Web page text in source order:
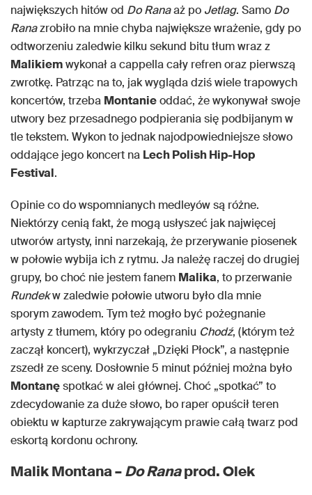
największych hitów od Do Ranaaż po Jetlag. Samo Do
Ranazrobiło na mnie chyba największe wrażenie, gdy po
odtworzeniu zaledwie kilku sekund bitu tłum wraz z
Malikiemwykonał a cappella cały refren oraz pierwszą
zwrotkę. Patrząc na to, jak wygląda dziś wiele trapowych
koncertów, trzeba Montanieoddać, że wykonywał swoje
utwory bez przesadnego podpierania się podbijanym w
tle tekstem. Wykon to jednak najodpowiedniejsze słowo
oddające jego koncert na Lech Polish Hip-Hop
Festival.
Opinie co do wspomnianych medleyów są różne.
Niektórzy cenią fakt, że mogą usłyszeć jak najwięcej
utworów artysty, inni narzekają, że przerywanie piosenek
w połowie wybija ich z rytmu. Ja należę raczej do drugiej
grupy, bo choć nie jestem fanem Malika, to przerwanie
Rundekw zaledwie połowie utworu było dla mnie
sporym zawodem. Tym też mogło być pożegnanie
artysty z tłumem, który po odegraniu Chodź, (którym też
zaczął koncert), wykrzyczał „Dzięki Płock”, a następnie
zszedł ze sceny. Dosłownie 5 minut później można było
Montanęspotkać w alei głównej. Choć „spotkać” to
zdecydowanie za duże słowo, bo raper opuścił teren
obiektu w kapturze zakrywającym prawie całą twarz pod
eskortą kordonu ochrony.
Malik Montana –Do Ranaprod. Olek